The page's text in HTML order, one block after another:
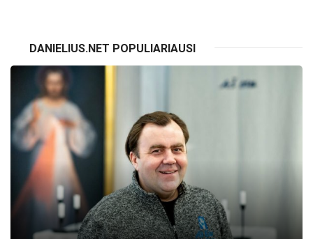
DANIELIUS.NET POPULIARIAUSI